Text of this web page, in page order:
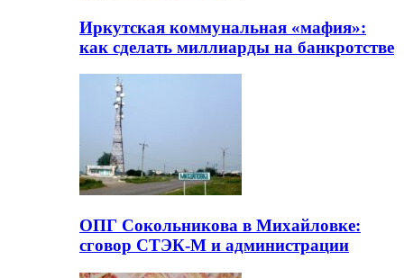
Иркутская коммунальная «мафия»:
как сделать миллиарды на банкротстве
ОПГ Сокольникова в Михайловке:
сговор СТЭК-М и администрации